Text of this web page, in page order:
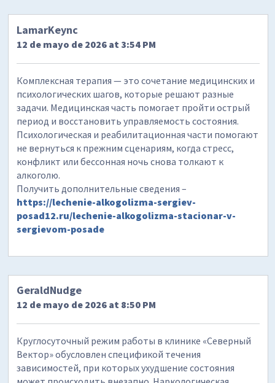
LamarKeync
12 de mayo de 2026 at 3:54 PM
Комплексная терапия — это сочетание медицинских и
психологических шагов, которые решают разные
задачи. Медицинская часть помогает пройти острый
период и восстановить управляемость состояния.
Психологическая и реабилитационная части помогают
не вернуться к прежним сценариям, когда стресс,
конфликт или бессонная ночь снова толкают к
алкоголю.
Получить дополнительные сведения –
https://lechenie-alkogolizma-sergiev-
posad12.ru/lechenie-alkogolizma-stacionar-v-
sergievom-posade
GeraldNudge
12 de mayo de 2026 at 8:50 PM
Круглосуточный режим работы в клинике «Северный
Вектор» обусловлен спецификой течения
зависимостей, при которых ухудшение состояния